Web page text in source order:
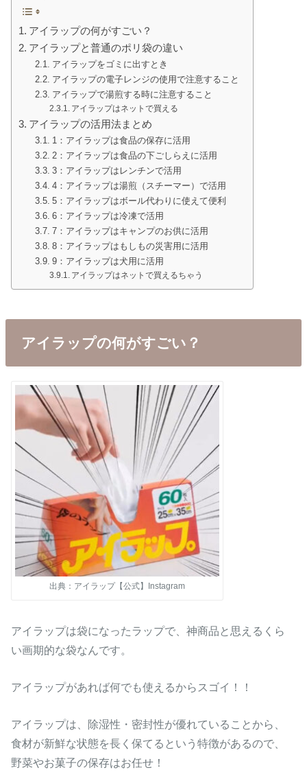
アイラップの何がすごい？
アイラップと普通のポリ袋の違い
アイラップをゴミに出すとき
アイラップの電子レンジの使用で注意すること
アイラップで湯煎する時に注意すること
アイラップはネットで買える
アイラップの活用法まとめ
1：アイラップは食品の保存に活用
2：アイラップは食品の下ごしらえに活用
3：アイラップはレンチンで活用
4：アイラップは湯煎（スチーマー）で活用
5：アイラップはボール代わりに使えて便利
6：アイラップは冷凍で活用
7：アイラップはキャンプのお供に活用
8：アイラップはもしもの災害用に活用
9：アイラップは犬用に活用
アイラップはネットで買えるちゃう
アイラップの何がすごい？
出典：アイラップ【公式】Instagram
アイラップは袋になったラップで、神商品と思えるくら
い画期的な袋なんです。
アイラップがあれば何でも使えるからスゴイ！！
アイラップは、除湿性・密封性が優れていることから、
食材が新鮮な状態を長く保てるという特徴があるので、
野菜やお菓子の保存はお任せ！